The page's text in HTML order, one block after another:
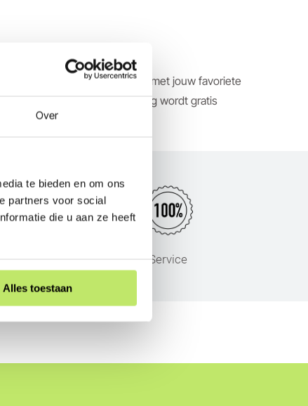
Over
te bieden en om ons
partners voor social
die u aan ze heeft
Alles toestaan
aan je winkelwagen samen met jouw favoriete
De buitenverlichting wordt gratis
Lightpro Quartz
Service